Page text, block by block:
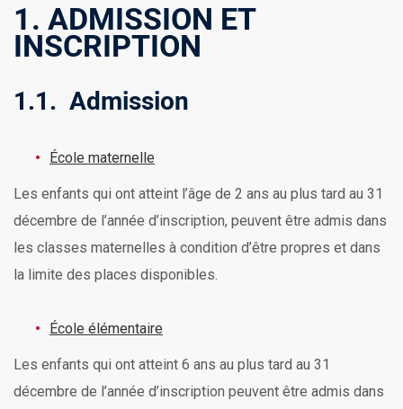
1. ADMISSION ET
INSCRIPTION
1.1. Admission
École maternelle
Les enfants qui ont atteint l’âge de 2 ans au plus tard au 31
décembre de l’année d’inscription, peuvent être admis dans
les classes maternelles à condition d’être propres et dans
la limite des places disponibles.
École élémentaire
Les enfants qui ont atteint 6 ans au plus tard au 31
décembre de l’année d’inscription peuvent être admis dans